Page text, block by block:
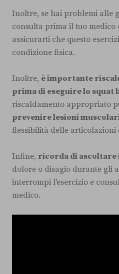
Inoltre, se hai problemi alle
consulta prima il tuo medico
assicurarti che questo
condizione fisica.
Inoltre, è importante
prima di eseguire lo squat
riscaldamento appropriato
prevenire lesioni
flessibilità delle articolazioni
Infine, ricorda di ascoltare
dolore o disagio durante gli
interrompi l'esercizio e
medico.